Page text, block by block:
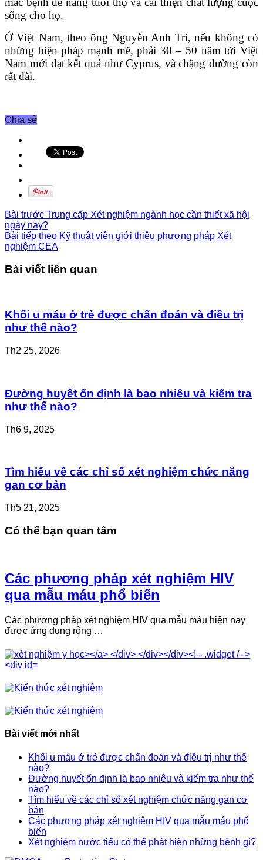
sống cho họ.
Ở Việt Nam, theo ông Nguyễn Anh Trí, nếu không có
những biện pháp mạnh mẽ, phải 30 – 50 năm tới Việt
Nam mới đạt kết quả như Cyprus, và chặng đường còn
rất dài.
Chia sẻ
Bài trước Trung cấp Xét nghiệm ngành học cần thiết xã hội
ngày nay?
Bài tiếp theo Kỹ thuật viên giới thiệu phương pháp Xét
nghiệm CEA
Bài viết liên quan
Khối u máu ở trẻ được chẩn đoán và điều trị
như thế nào?
Th2 25, 2026
Đường huyết ổn định là bao nhiêu và kiểm tra
như thế nào?
Th6 9, 2025
Tìm hiểu về các chỉ số xét nghiệm chức năng
gan cơ bản
Th5 21, 2025
Có thể bạn quan tâm
Các phương pháp xét nghiệm HIV
qua mẫu máu phổ biến
Các phương pháp xét nghiệm HIV qua mẫu máu hiện nay
được ứng dụng rộng …
Bài viết mới nhất
Khối u máu ở trẻ được chẩn đoán và điều trị như thế
nào?
Đường huyết ổn định là bao nhiêu và kiểm tra như thế
nào?
Tìm hiểu về các chỉ số xét nghiệm chức năng gan cơ
bản
Các phương pháp xét nghiệm HIV qua mẫu máu phổ
biến
Xét nghiệm nước tiểu có thể phát hiện những bệnh gì?